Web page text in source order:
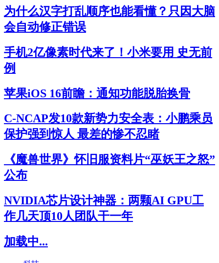
为什么汉字打乱顺序也能看懂？只因大脑
会自动修正错误
手机2亿像素时代来了！小米要用 史无前
例
苹果iOS 16前瞻：通知功能脱胎换骨
C-NCAP发10款新势力安全表：小鹏乘员
保护强到惊人 最差的惨不忍睹
《魔兽世界》怀旧服资料片“巫妖王之怒”
公布
NVIDIA芯片设计神器：两颗AI GPU工
作几天顶10人团队干一年
加载中...